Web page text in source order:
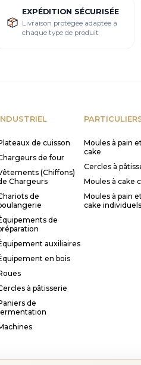
EXPÉDITION SÉCURISÉE
Livraison protégée adaptée à
chaque type de produit
de cuisson
de four
(Chiffons)
Chargeurs
de
de
auxiliaires
en bois
à pâtisserie
de
Moules à pain
cake
Cercles à
Moules à cake
Moules à pain
cake individuels
produits utilisées sur notre site